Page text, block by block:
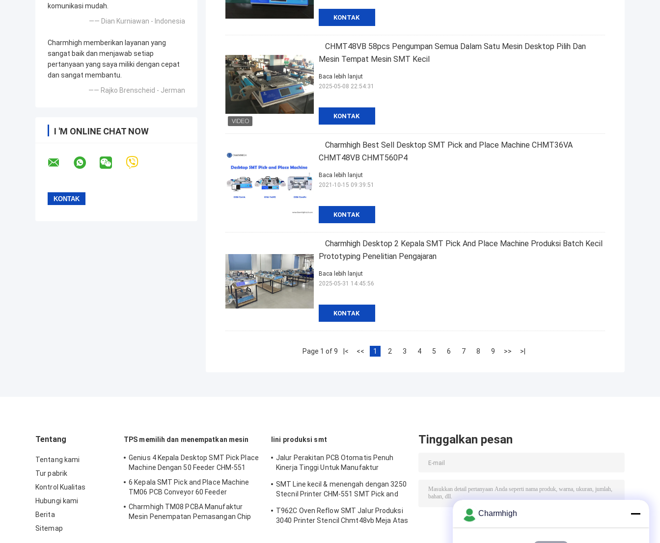
komunikasi mudah.
—— Dian Kurniawan - Indonesia
Charmhigh memberikan layanan yang
sangat baik dan menjawab setiap
pertanyaan yang saya miliki dengan cepat
dan sangat membantu.
—— Rajko Brenscheid - Jerman
I 'M ONLINE CHAT NOW
KONTAK
CHMT48VB 58pcs Pengumpan Semua Dalam Satu Mesin Desktop Pilih Dan
Mesin Tempat Mesin SMT Kecil
KONTAK
Baca lebih lanjut
2025-05-08 22:54:31
Charmhigh Best Sell Desktop SMT Pick and Place Machine CHMT36VA
CHMT48VB CHMT560P4
KONTAK
Baca lebih lanjut
2021-10-15 09:39:51
Charmhigh Desktop 2 Kepala SMT Pick And Place Machine Produksi Batch Kecil
Prototyping Penelitian Pengajaran
KONTAK
Baca lebih lanjut
2025-05-31 14:45:56
Page 1 of 9 |< << 1 2 3 4 5 6 7 8 9 >> >|
Tentang
Tentang kami
Tur pabrik
Kontrol Kualitas
Hubungi kami
Berita
Sitemap
TPS memilih dan menempatkan mesin
Genius 4 Kepala Desktop SMT Pick Place
Machine Dengan 50 Feeder CHM-551
6 Kepala SMT Pick and Place Machine
TM06 PCB Conveyor 60 Feeder
Charmhigh TM08 PCBA Manufaktur
Mesin Penempatan Pemasangan Chip
lini produksi smt
Jalur Perakitan PCB Otomatis Penuh
Kinerja Tinggi Untuk Manufaktur
SMT Line kecil & menengah dengan 3250
Stecnil Printer CHM-551 SMT Pick and
T962C Oven Reflow SMT Jalur Produksi
3040 Printer Stencil Chmt48vb Meja Atas
Tinggalkan pesan
Charmhigh